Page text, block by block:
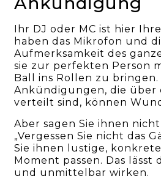
Ihr DJ oder MC ist hier
haben das Mikrofon und
Aufmerksamkeit des
sie zur perfekten Person
Ball ins Rollen zu
Ankündigungen, die über
verteilt sind, können
Aber sagen Sie ihnen
„Vergessen Sie nicht das
Sie ihnen lustige,
Moment passen. Das
und unmittelbar wirken.